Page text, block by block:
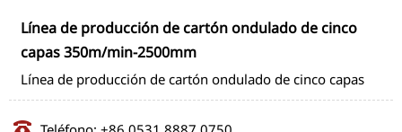
Línea de producción de cartón ondulado de cinco
capas 350m/min-2500mm
Línea de producción de cartón ondulado de cinco capas